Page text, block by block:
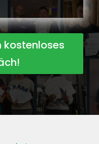
kostenloses